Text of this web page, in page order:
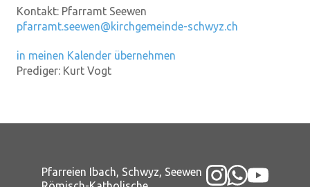
Kontakt: Pfarramt Seewen
pfarramt.seewen@kirchgemeinde-schwyz.ch
in meinen Kalender übernehmen
Prediger: Kurt Vogt
Pfarreien Ibach, Schwyz, Seewen